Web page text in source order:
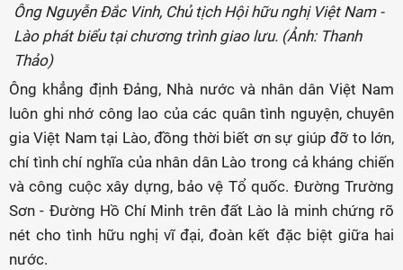
Ông Nguyễn Đắc Vinh, Chủ tịch Hội hữu nghị Việt Nam -
Lào phát biểu tại chương trình giao lưu. (Ảnh: Thanh
Thảo)
Ông khẳng định Đảng, Nhà nước và nhân dân Việt Nam
luôn ghi nhớ công lao của các quân tình nguyện, chuyên
gia Việt Nam tại Lào, đồng thời biết ơn sự giúp đỡ to lớn,
chí tình chí nghĩa của nhân dân Lào trong cả kháng chiến
và công cuộc xây dựng, bảo vệ Tổ quốc. Đường Trường
Sơn - Đường Hồ Chí Minh trên đất Lào là minh chứng rõ
nét cho tình hữu nghị vĩ đại, đoàn kết đặc biệt giữa hai
nước.